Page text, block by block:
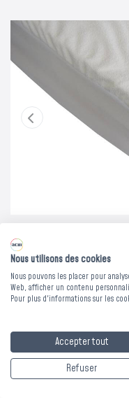
x 190/
Nous utilisons des cookies
Nous pouvons les placer pour
Web, afficher un contenu
Pour plus d'informations sur les
Accepter tout
Refuser